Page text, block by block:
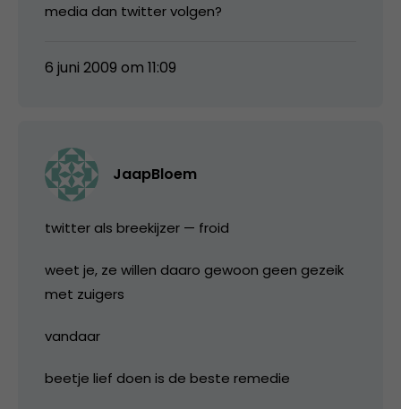
media dan twitter volgen?
6 juni 2009 om 11:09
JaapBloem
twitter als breekijzer — froid
weet je, ze willen daaro gewoon geen gezeik
met zuigers
vandaar
beetje lief doen is de beste remedie